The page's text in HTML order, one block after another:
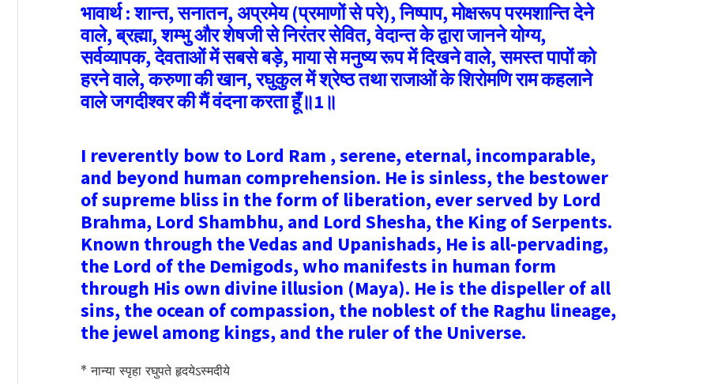
भावार्थ : शान्त, सनातन, अप्रमेय (प्रमाणों से परे), निष्पाप, मोक्षरूप परमशान्ति देने
वाले, ब्रह्मा, शम्भु और शेषजी से निरंतर सेवित, वेदान्त के द्वारा जानने योग्य,
सर्वव्यापक, देवताओं में सबसे बड़े, माया से मनुष्य रूप में दिखने वाले, समस्त पापों को
हरने वाले, करुणा की खान, रघुकुल में श्रेष्ठ तथा राजाओं के शिरोमणि राम कहलाने
वाले जगदीश्वर की मैं वंदना करता हूँ॥1॥
I reverently bow to Lord Ram , serene, eternal, incomparable,
and beyond human comprehension. He is sinless, the bestower
of supreme bliss in the form of liberation, ever served by Lord
Brahma, Lord Shambhu, and Lord Shesha, the King of Serpents.
Known through the Vedas and Upanishads, He is all-pervading,
the Lord of the Demigods, who manifests in human form
through His own divine illusion (Maya). He is the dispeller of all
sins, the ocean of compassion, the noblest of the Raghu lineage,
the jewel among kings, and the ruler of the Universe.
* नान्या स्पृहा रघुपते हृदयेऽस्मदीये